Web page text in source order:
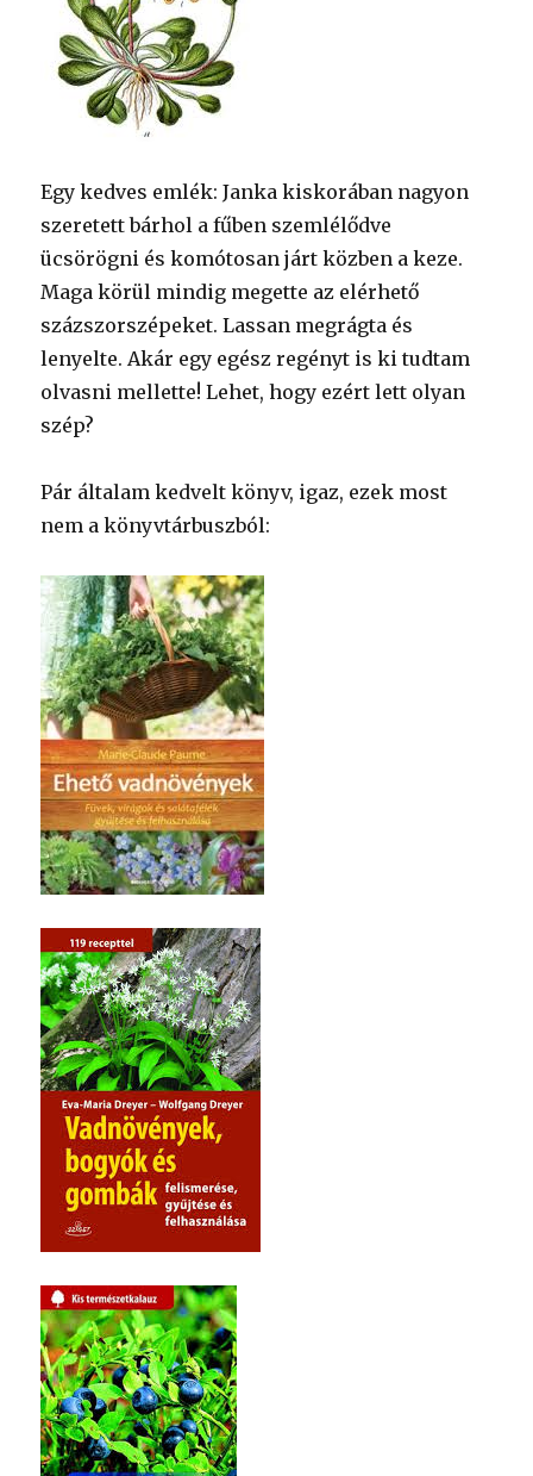
Egy kedves emlék: Janka kiskorában nagyon
szeretett bárhol a fűben szemlélődve
ücsörögni és komótosan járt közben a keze.
Maga körül mindig megette az elérhető
százszorszépeket. Lassan megrágta és
lenyelte. Akár egy egész regényt is ki tudtam
olvasni mellette! Lehet, hogy ezért lett olyan
szép?
Pár általam kedvelt könyv, igaz, ezek most
nem a könyvtárbuszból: